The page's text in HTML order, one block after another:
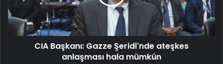
CIA Başkanı: Gazze Şeridi'nde ateşkes
anlaşması hala mümkün